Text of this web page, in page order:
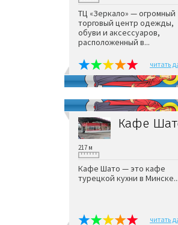
ТЦ «Зеркало» — огромный
торговый центр одежды,
обуви и аксессуаров,
расположенный в...
читать
Кафе
217 м
Кафе Шато — это кафе
турецкой кухни в Минске...
читать